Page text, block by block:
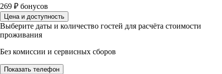
269 ₽ бонусов
Цена и доступность
Выберите даты и количество гостей для расчёта стоимости
проживания
Без комиссии и сервисных сборов
Показать телефон